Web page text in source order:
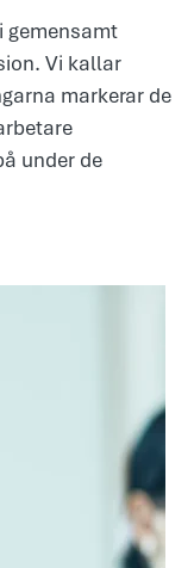
gemensamt
Vi kallar
markerar de
under de